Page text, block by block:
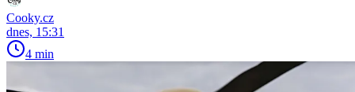
Cooky.cz
dnes, 15:31
4 min